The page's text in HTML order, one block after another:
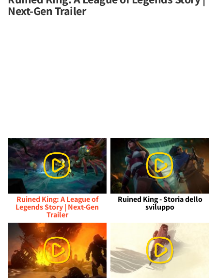
Next-Gen Trailer
Ruined King: A League of
Legends Story | Next-Gen
Trailer
Ruined King - Storia dello
sviluppo